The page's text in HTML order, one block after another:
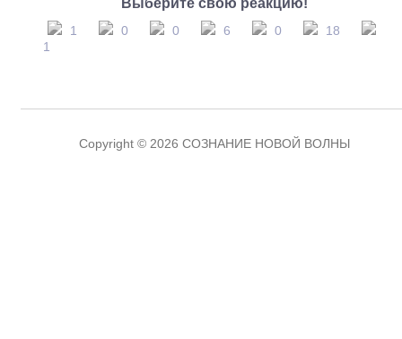
Выберите свою реакцию!
1 0 0 6 0
18
1
Copyright © 2026 СОЗНАНИЕ НОВОЙ ВОЛНЫ